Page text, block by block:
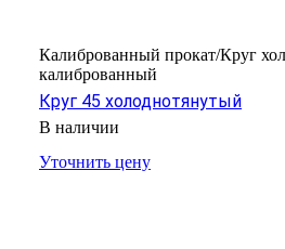
Калиброванный прокат/Круг
калиброванный
Круг 45 холоднотянутый
В наличии
Уточнить цену